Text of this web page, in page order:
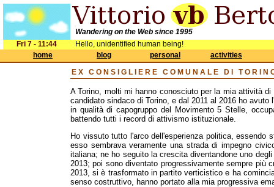
Wandering on the Web since 1995
Fri 7 - 11:44
Hello, unidentified human being!
home
blog personal
activities
EX CONSIGLIERE COMUNALE DI
A Torino, molti mi hanno conosciuto per la mia attività
candidato sindaco di Torino, e dal 2011 al 2016 ho
in qualità di capogruppo del Movimento 5 Stelle,
battendo tutti i record di attivismo istituzionale.
Ho vissuto tutto l'arco dell'esperienza politica, essendo
esso sembrava veramente una strada di impegno
italiana; ne ho seguito la crescita diventandone uno
2013; poi sono diventato progressivamente sempre più
2013, si è trasformato in partito verticistico e ha
senso costruttivo, hanno portato alla mia progressiva